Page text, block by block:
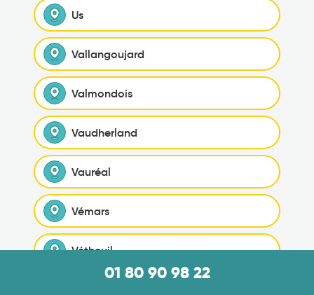
Us
Vallangoujard
Valmondois
Vaudherland
Vauréal
Vémars
Vétheuil
01 80 90 98 22